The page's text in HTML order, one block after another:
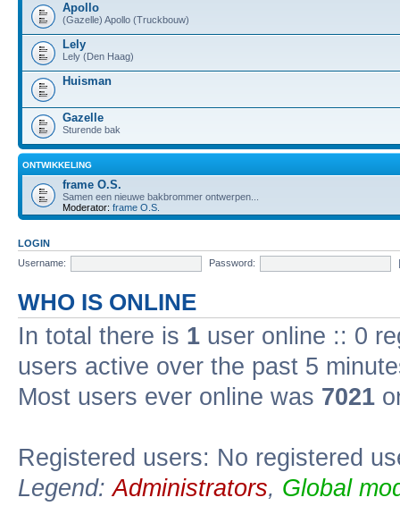
Apollo
(Gazelle) Apollo (Truckbouw)
Lely
Lely (Den Haag)
Huisman
Gazelle
Sturende bak
ONTWIKKELING
frame O.S.
Samen een nieuwe bakbrommer ontwerpen...
Moderator: frame O.S.
LOGIN
Username:
Password:
WHO IS ONLINE
In total there is 1 user online :: 0
users active over the past 5
Most users ever online was 7021
Registered users: No registered
Legend:Administrators, Global